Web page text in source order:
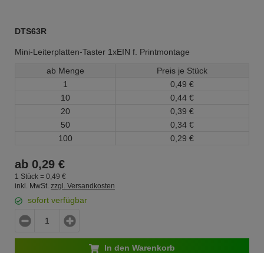
DTS63R
Mini-Leiterplatten-Taster 1xEIN f. Printmontage
ab Menge
Preis je Stück
1
0, 49 €
10
0, 44 €
20
0, 39 €
50
0, 34 €
100
0, 29 €
ab 0,29 €
1 Stück = 0, 49 €
inkl. MwSt. zzgl. Versandkosten
sofort verfügbar
In den Warenkorb